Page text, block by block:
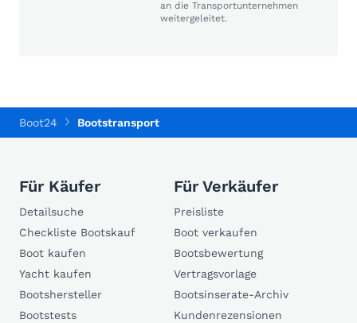
an die Transportunternehmen
weitergeleitet.
Boot24 Bootstransport
Für Käufer
Detailsuche
Checkliste Bootskauf
Boot kaufen
Yacht kaufen
Bootshersteller
Bootstests
Für Verkäufer
Preisliste
Boot verkaufen
Bootsbewertung
Vertragsvorlage
Bootsinserate-Archiv
Kundenrezensionen